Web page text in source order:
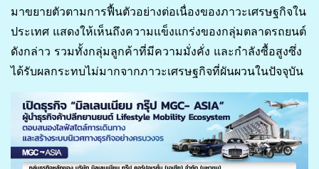
มาขยายตัวตามการฟื้นตัวอย่างต่อเนื่องของภาวะเศรษฐกิจใน
ประเทศ แสดงให้เห็นถึงความแข็งแกร่งของกลุ่มตลาดรถยนต์
ดังกล่าว รวมทั้งกลุ่มลูกค้าที่มีความมั่งคั่ง และกำลังซื้อสูงซึ่ง
ได้รับผลกระทบไม่มากจากภาวะเศรษฐกิจที่ผันผวนในปัจจุบัน